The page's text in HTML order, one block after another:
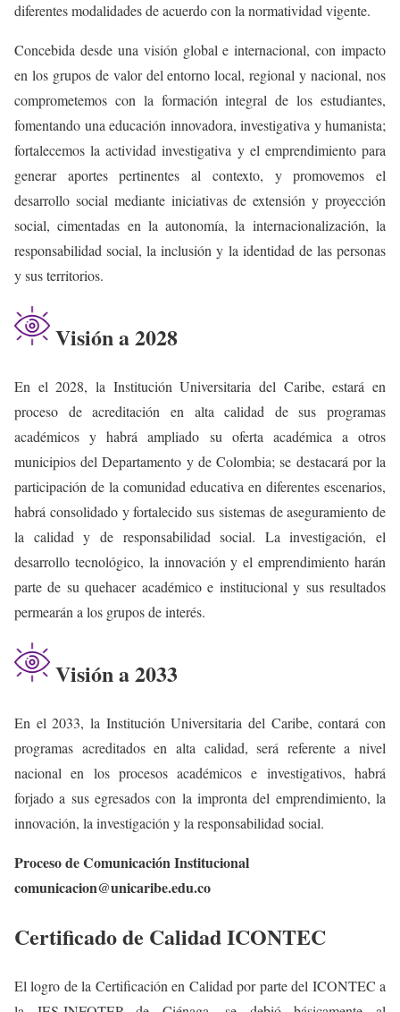
diferentes modalidades de acuerdo con la normatividad vigente.
Concebida desde una visión global e internacional, con impacto
en los grupos de valor del entorno local, regional y nacional, nos
comprometemos con la formación integral de los estudiantes,
fomentando una educación innovadora, investigativa y humanista;
fortalecemos la actividad investigativa y el emprendimiento para
generar aportes pertinentes al contexto, y promovemos el
desarrollo social mediante iniciativas de extensión y proyección
social, cimentadas en la autonomía, la internacionalización, la
responsabilidad social, la inclusión y la identidad de las personas
y sus territorios.
Visión a 2028
En el 2028, la Institución Universitaria del Caribe, estará en
proceso de acreditación en alta calidad de sus programas
académicos y habrá ampliado su oferta académica a otros
municipios del Departamento y de Colombia; se destacará por la
participación de la comunidad educativa en diferentes escenarios,
habrá consolidado y fortalecido sus sistemas de aseguramiento de
la calidad y de responsabilidad social. La investigación, el
desarrollo tecnológico, la innovación y el emprendimiento harán
parte de su quehacer académico e institucional y sus resultados
permearán a los grupos de interés.
Visión a 2033
En el 2033, la Institución Universitaria del Caribe, contará con
programas acreditados en alta calidad, será referente a nivel
nacional en los procesos académicos e investigativos, habrá
forjado a sus egresados con la impronta del emprendimiento, la
innovación, la investigación y la responsabilidad social.
Proceso de Comunicación Institucional
comunicacion@unicaribe.edu.co
Certificado de Calidad ICONTEC
El logro de la Certificación en Calidad por parte del ICONTEC a